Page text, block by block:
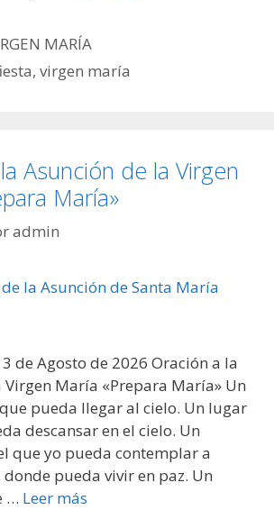
MARÍA
,virgen maría
Asunción de la Virgen
María»
admin
de Agosto de 2026 Oración a la
Virgen María «Prepara María» Un
pueda llegar al cielo. Un lugar
descansar en el cielo. Un
que yo pueda contemplar a
donde pueda vivir en paz. Un
… Leer más